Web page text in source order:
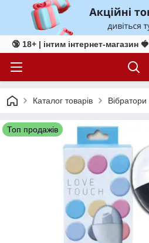
🔞 18+ | інтим інтернет-магазин 🍓
Каталог товарів Вібратори
Топ продажів